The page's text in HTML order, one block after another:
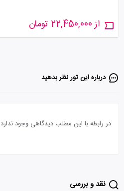
از 22,450,000 تومان
درباره این تور‌ نظر بدهید
در رابطه با این مطلب دیدگاهی وجود ندارد
نقد و بررسی